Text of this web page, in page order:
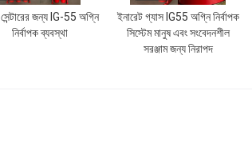
জন্য IG-55 অগ্নি
নির্বাপক ব্যবস্থা
ইনারেট গ্যাস IG55 অগ্নি নির্বাপক
সিস্টেম মানুষ এবং সংবেদনশীল
সরঞ্জাম জন্য নিরাপদ